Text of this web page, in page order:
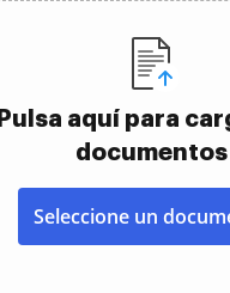
Pulsa aquí para
documentos
Seleccione un